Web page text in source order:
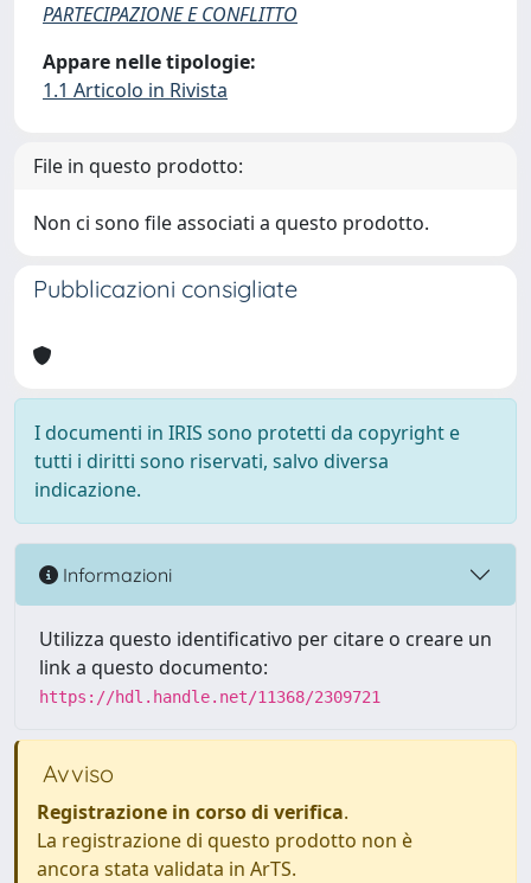
PARTECIPAZIONE E CONFLITTO
Appare nelle tipologie:
1.1 Articolo in Rivista
File in questo prodotto:
Non ci sono file associati a questo prodotto.
Pubblicazioni consigliate
I documenti in IRIS sono protetti da copyright e
tutti i diritti sono riservati, salvo diversa
indicazione.
Informazioni
Utilizza questo identificativo per citare o creare un
link a questo documento:
https://hdl.handle.net/11368/2309721
Avviso
Registrazione in corso di verifica.
La registrazione di questo prodotto non è
ancora stata validata in ArTS.